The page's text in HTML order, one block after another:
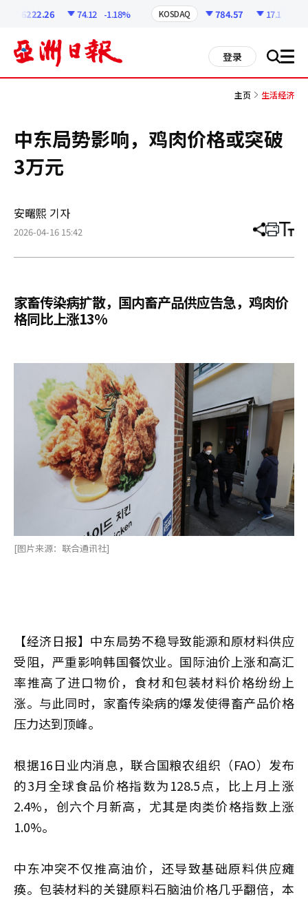
6222.26 74.12 -1.18% KOSDAQ 784.57 17.1
登录 搜 all
主页 生活经济
中东局势影响，鸡肉价格或突破
3万元
安曙熙 기자
2026-04-16 15:42 分
章
打 调
小
家畜传染病扩散，国内畜产品供应告急，鸡肉价
格同比上涨13%
[图片来源：联合通讯社]
【经济日报】中东局势不稳导致能源和原材料供应
受阻，严重影响韩国餐饮业。国际油价上涨和高汇
率推高了进口物价，食材和包装材料价格纷纷上
涨。与此同时，家畜传染病的爆发使得畜产品价格
压力达到顶峰。
根据16日业内消息，联合国粮农组织（FAO）发布
的3月全球食品价格指数为128.5点，比上月上涨
2.4%，创六个月新高，尤其是肉类价格指数上涨
1.0%。
中东冲突不仅推高油价，还导致基础原料供应瘫
痪。包装材料的关键原料石脑油价格几乎翻倍，本